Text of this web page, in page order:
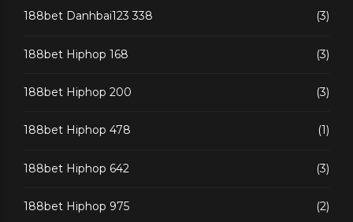
188bet Danhbai123 338 (3)
188bet Hiphop 168 (3)
188bet Hiphop 200 (3)
188bet Hiphop 478 (1)
188bet Hiphop 642 (3)
188bet Hiphop 975 (2)